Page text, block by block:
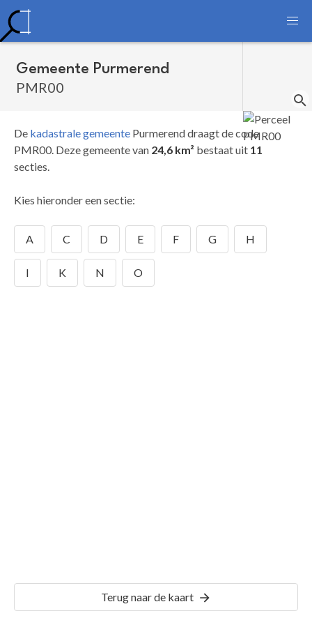
Gemeente Purmerend
PMR00
De kadastrale gemeente Purmerend draagt de code
PMR00. Deze gemeente van 24,6 km² bestaat uit 11
secties.
Kies hieronder een sectie:
A C D E F G H
I K N O
Terug naar de kaart
PMR00